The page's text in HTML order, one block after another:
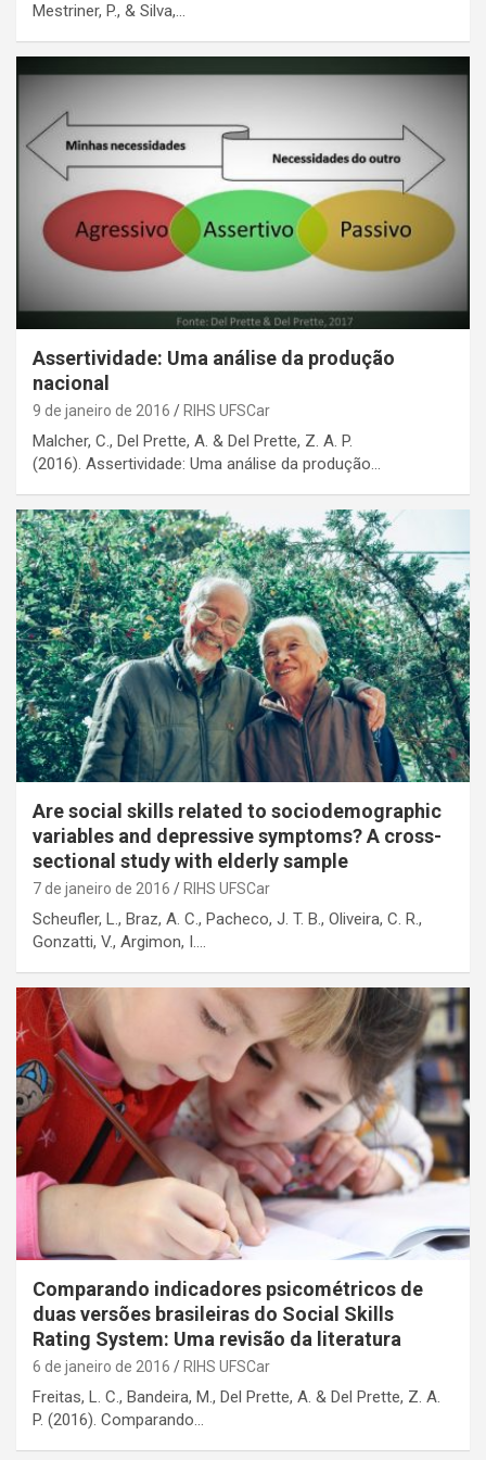
Mestriner, P., & Silva,…
Assertividade: Uma análise da produção
nacional
9 de janeiro de 2016 RIHS UFSCar
Malcher, C., Del Prette, A. & Del Prette, Z. A. P.
(2016). Assertividade: Uma análise da produção…
Are social skills related to sociodemographic
variables and depressive symptoms? A cross-
sectional study with elderly sample
7 de janeiro de 2016 RIHS UFSCar
Scheufler, L., Braz, A. C., Pacheco, J. T. B., Oliveira, C. R.,
Gonzatti, V., Argimon, I.…
Comparando indicadores psicométricos de
duas versões brasileiras do Social Skills
Rating System: Uma revisão da literatura
6 de janeiro de 2016 RIHS UFSCar
Freitas, L. C., Bandeira, M., Del Prette, A. & Del Prette, Z. A.
P. (2016). Comparando…